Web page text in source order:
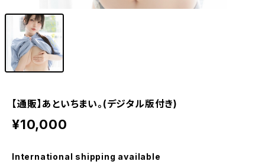
【通販】あといちまい。(デジタル版付き)
¥10,000
International shipping available